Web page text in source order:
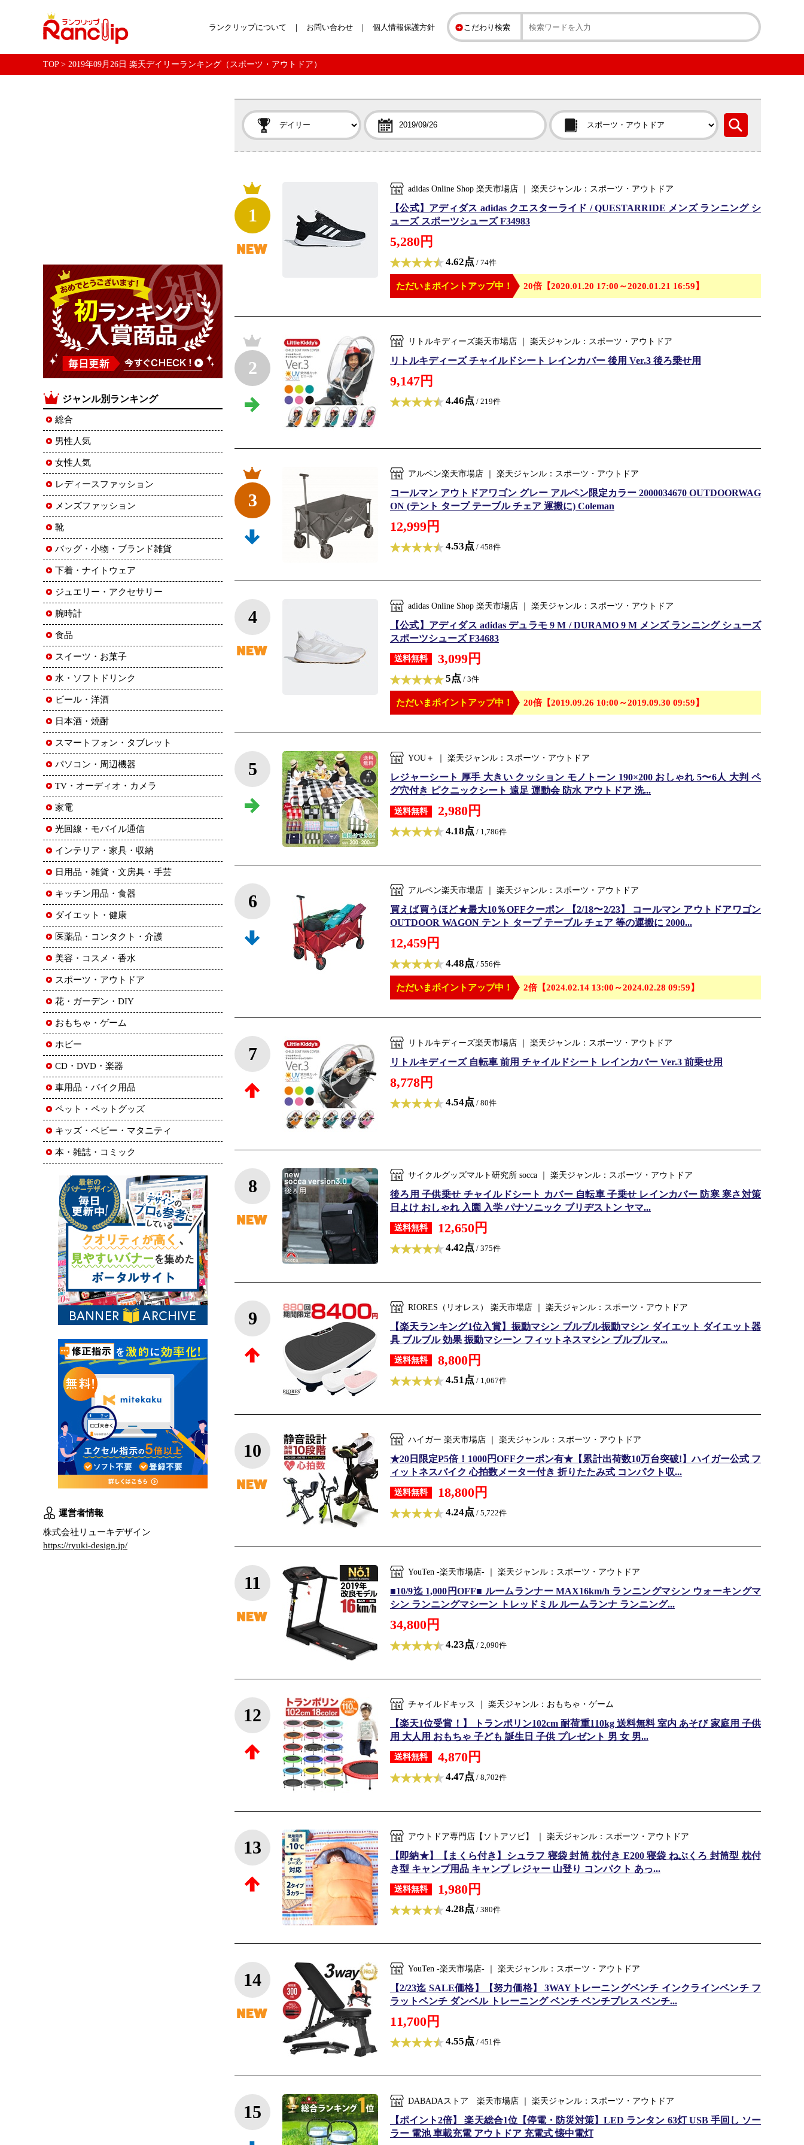
こだわり検索
ランクリップについて お問い合わせ 個人情報保護方針
TOP> 2019年09月26日 楽天デイリーランキング（スポーツ・アウトドア）
1
adidas Online Shop 楽天市場店 ｜ 楽天ジャンル：スポーツ・アウトドア
【公式】アディダス adidas クエスターライド / QUESTARRIDE メンズ ランニング シ
ューズ スポーツシューズ F34983
5,280円
4.62点 / 74件
ただいまポイントアップ中！ 20倍【2020.01.20 17:00～2020.01.21 16:59】
2
リトルキディーズ楽天市場店 ｜ 楽天ジャンル：スポーツ・アウトドア
リトルキディーズ チャイルドシート レインカバー 後用 Ver.3 後ろ乗せ用
9,147円
4.46点 / 219件
3
アルペン楽天市場店 ｜ 楽天ジャンル：スポーツ・アウトドア
コールマン アウトドアワゴン グレー アルペン限定カラー 2000034670 OUTDOORWAG
ON (テント タープ テーブル チェア 運搬に) Coleman
12,999円
4.53点 / 458件
4
adidas Online Shop 楽天市場店 ｜ 楽天ジャンル：スポーツ・アウトドア
【公式】アディダス adidas デュラモ 9 M / DURAMO 9 M メンズ ランニング シューズ
スポーツシューズ F34683
送料無料 3,099円
5点 / 3件
ただいまポイントアップ中！ 20倍【2019.09.26 10:00～2019.09.30 09:59】
5
YOU＋ ｜ 楽天ジャンル：スポーツ・アウトドア
レジャーシート 厚手 大きい クッション モノトーン 190×200 おしゃれ 5〜6人 大判 ペ
グ穴付き ピクニックシート 遠足 運動会 防水 アウトドア 洗...
送料無料 2,980円
4.18点 / 1,786件
6
アルペン楽天市場店 ｜ 楽天ジャンル：スポーツ・アウトドア
買えば買うほど★最大10％OFFクーポン 【2/18〜2/23】 コールマン アウトドアワゴン
OUTDOOR WAGON テント タープ テーブル チェア 等の運搬に 2000...
12,459円
4.48点 / 556件
ただいまポイントアップ中！ 2倍【2024.02.14 13:00～2024.02.28 09:59】
7
リトルキディーズ楽天市場店 ｜ 楽天ジャンル：スポーツ・アウトドア
リトルキディーズ 自転車 前用 チャイルドシート レインカバー Ver.3 前乗せ用
8,778円
4.54点 / 80件
8
サイクルグッズマルト研究所 socca ｜ 楽天ジャンル：スポーツ・アウトドア
後ろ用 子供乗せ チャイルドシート カバー 自転車 子乗せ レインカバー 防寒 寒さ対策
日よけ おしゃれ 入園 入学 パナソニック ブリヂストン ヤマ...
送料無料 12,650円
4.42点 / 375件
9
RIORES（リオレス） 楽天市場店 ｜ 楽天ジャンル：スポーツ・アウトドア
【楽天ランキング1位入賞】振動マシン ブルブル振動マシン ダイエット ダイエット器
具 ブルブル 効果 振動マシーン フィットネスマシン ブルブルマ...
送料無料 8,800円
4.51点 / 1,067件
10
ハイガー 楽天市場店 ｜ 楽天ジャンル：スポーツ・アウトドア
★20日限定P5倍！1000円OFFクーポン有★【累計出荷数10万台突破!】ハイガー公式 フ
ィットネスバイク 心拍数メーター付き 折りたたみ式 コンパクト収...
送料無料 18,800円
4.24点 / 5,722件
11
YouTen -楽天市場店- ｜ 楽天ジャンル：スポーツ・アウトドア
■10/9迄 1,000円OFF■ ルームランナー MAX16km/h ランニングマシン ウォーキングマ
シン ランニングマシーン トレッドミル ルームランナ ランニング...
34,800円
4.23点 / 2,090件
12
チャイルドキッス ｜ 楽天ジャンル：おもちゃ・ゲーム
【楽天1位受賞！】 トランポリン102cm 耐荷重110kg 送料無料 室内 あそび 家庭用 子供
用 大人用 おもちゃ 子ども 誕生日 子供 プレゼント 男 女 男...
送料無料 4,870円
4.47点 / 8,702件
13
アウトドア専門店【ソトアソビ】 ｜ 楽天ジャンル：スポーツ・アウトドア
【即納★】【まくら付き】シュラフ 寝袋 封筒 枕付き E200 寝袋 ねぶくろ 封筒型 枕付
き型 キャンプ用品 キャンプ レジャー 山登り コンパクト あっ...
送料無料 1,980円
4.28点 / 380件
14
YouTen -楽天市場店- ｜ 楽天ジャンル：スポーツ・アウトドア
【2/23迄 SALE価格】【努力価格】 3WAYトレーニングベンチ インクラインベンチ フ
ラットベンチ ダンベル トレーニング ベンチ ベンチプレス ベンチ...
11,700円
4.55点 / 451件
15
DABADAストア 楽天市場店 ｜ 楽天ジャンル：スポーツ・アウトドア
【ポイント2倍】 楽天総合1位【停電・防災対策】LED ランタン 63灯 USB 手回し ソー
ラー 電池 車載充電 アウトドア 充電式 懐中電灯
ジャンル別ランキング
総合
男性人気
女性人気
レディースファッション
メンズファッション
靴
バッグ・小物・ブランド雑貨
下着・ナイトウェア
ジュエリー・アクセサリー
腕時計
食品
スイーツ・お菓子
水・ソフトドリンク
ビール・洋酒
日本酒・焼酎
スマートフォン・タブレット
パソコン・周辺機器
TV・オーディオ・カメラ
家電
光回線・モバイル通信
インテリア・家具・収納
日用品・雑貨・文房具・手芸
キッチン用品・食器
ダイエット・健康
医薬品・コンタクト・介護
美容・コスメ・香水
スポーツ・アウトドア
花・ガーデン・DIY
おもちゃ・ゲーム
ホビー
CD・DVD・楽器
車用品・バイク用品
ペット・ペットグッズ
キッズ・ベビー・マタニティ
本・雑誌・コミック
運営者情報
株式会社リューキデザイン
https://ryuki-design.jp/